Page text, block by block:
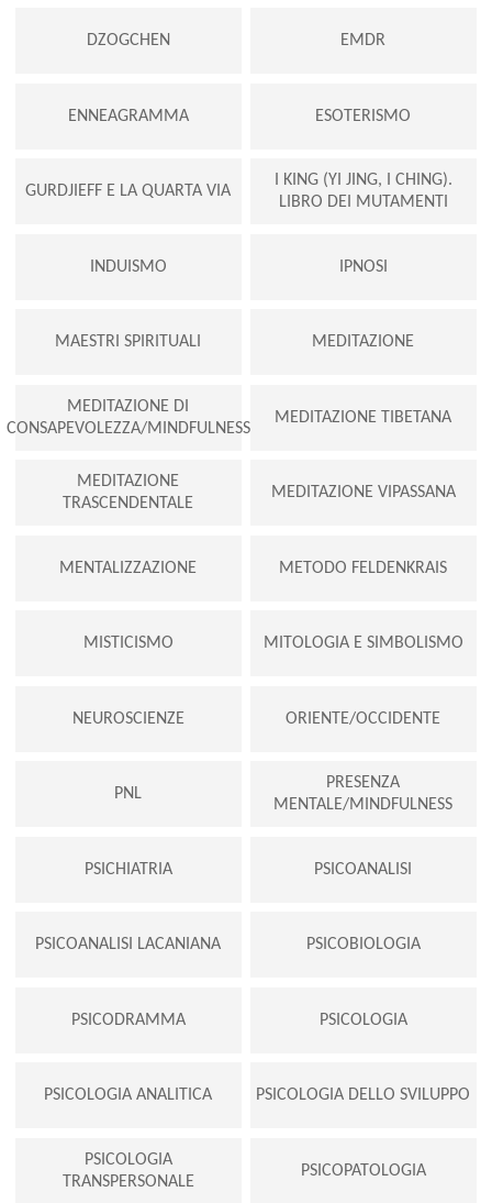
DZOGCHEN EMDR
ENNEAGRAMMA ESOTERISMO
GURDJIEFF E LA QUARTA VIA
I KING (YI JING, I CHING).
LIBRO DEI MUTAMENTI
INDUISMO IPNOSI
MAESTRI SPIRITUALI MEDITAZIONE
MEDITAZIONE DI
CONSAPEVOLEZZA/MINDFULNESS
MEDITAZIONE TIBETANA
MEDITAZIONE
TRASCENDENTALE
MEDITAZIONE VIPASSANA
MENTALIZZAZIONE METODO FELDENKRAIS
MISTICISMO MITOLOGIA E SIMBOLISMO
NEUROSCIENZE ORIENTE/OCCIDENTE
PNL
PRESENZA
MENTALE/MINDFULNESS
PSICHIATRIA PSICOANALISI
PSICOANALISI LACANIANA PSICOBIOLOGIA
PSICODRAMMA PSICOLOGIA
PSICOLOGIA ANALITICA PSICOLOGIA DELLO SVILUPPO
PSICOLOGIA
TRANSPERSONALE
PSICOPATOLOGIA